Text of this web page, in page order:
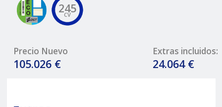
245
CV
Precio Nuevo
105.026 €
Extras incluidos:
24.064 €